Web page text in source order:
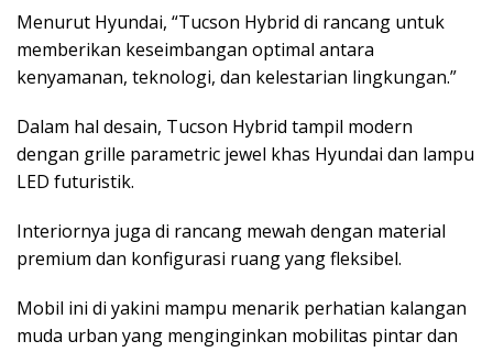
Menurut Hyundai, “Tucson Hybrid di rancang untuk
memberikan keseimbangan optimal antara
kenyamanan, teknologi, dan kelestarian lingkungan.”
Dalam hal desain, Tucson Hybrid tampil modern
dengan grille parametric jewel khas Hyundai dan lampu
LED futuristik.
Interiornya juga di rancang mewah dengan material
premium dan konfigurasi ruang yang fleksibel.
Mobil ini di yakini mampu menarik perhatian kalangan
muda urban yang menginginkan mobilitas pintar dan